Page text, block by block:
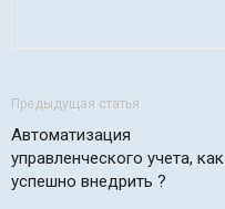
Предыдущая статья
Автоматизация
управленческого учета, как
успешно внедрить ?